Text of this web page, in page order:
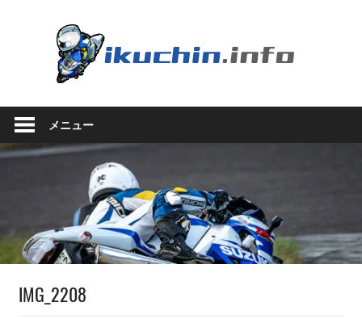
ッ
ち
ん
ち
ん
（モ
ト
ロ
メニュー
IMG_2208